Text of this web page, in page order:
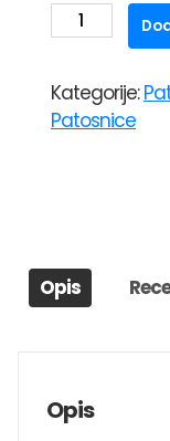
PATOSNICE
UNIVERZALNE
SA
ALU
Kategorije:
Patosnice
Opis
Opis